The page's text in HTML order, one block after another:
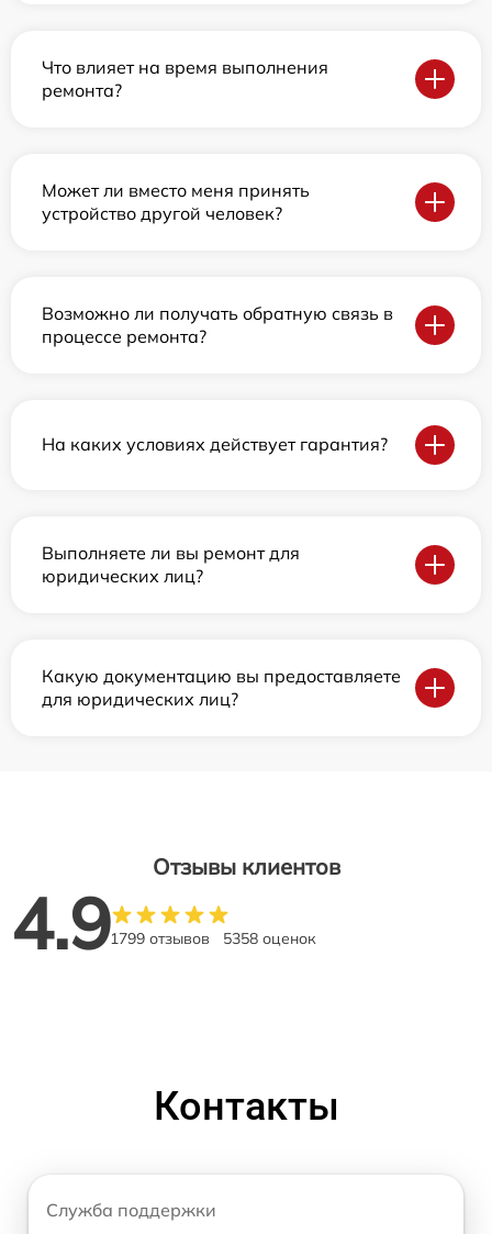
Что влияет на время выполнения
ремонта?
Может ли вместо меня принять
устройство другой человек?
Возможно ли получать обратную связь в
процессе ремонта?
На каких условиях действует гарантия?
Выполняете ли вы ремонт для
юридических лиц?
Какую документацию вы предоставляете
для юридических лиц?
Отзывы клиентов
4.91799 отзывов 5358 оценок
Контакты
Служба поддержки